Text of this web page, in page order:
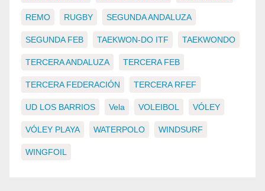
REMO RUGBY SEGUNDA ANDALUZA
SEGUNDA FEB TAEKWON-DO ITF TAEKWONDO
TERCERA ANDALUZA TERCERA FEB
TERCERA FEDERACIÓN TERCERA RFEF
UD LOS BARRIOS Vela VOLEIBOL VÓLEY
VÓLEY PLAYA WATERPOLO WINDSURF
WINGFOIL